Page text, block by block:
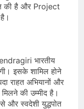
की है और Project
भारतीय
इसके शामिल होने
राहत अभियानों और
की उम्मीद है।
और स्वदेशी युद्धपोत